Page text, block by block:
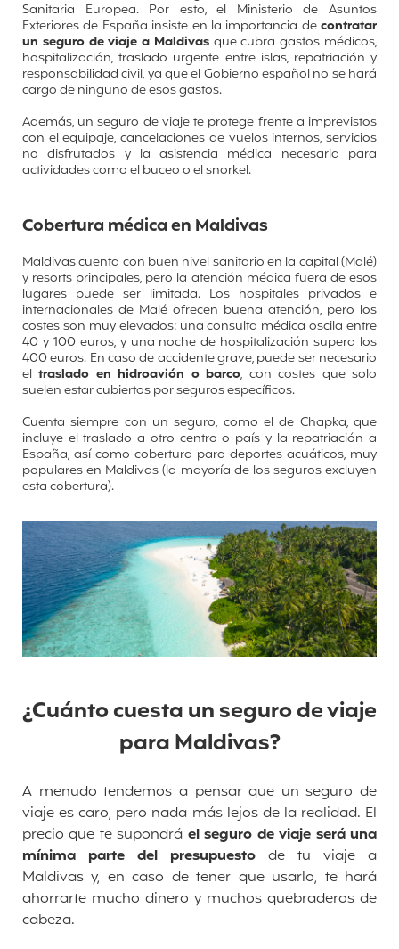
Sanitaria Europea. Por esto, el Ministerio de Asuntos
Exteriores de España insiste en la importancia decontratar
un seguro de viaje a Maldivasque cubra gastos médicos,
hospitalización, traslado urgente entre islas, repatriación y
responsabilidad civil, ya que el Gobierno español no se hará
cargo de ninguno de esos gastos.
Además, un seguro de viaje te protege frente a imprevistos
con el equipaje, cancelaciones de vuelos internos, servicios
no disfrutados y la asistencia médica necesaria para
actividades como el buceo o el snorkel.
Cobertura médica en Maldivas
Maldivas cuenta con buen nivel sanitario en la capital (Malé)
y resorts principales, pero la atención médica fuera de esos
lugares puede ser limitada. Los hospitales privados e
internacionales de Malé ofrecen buena atención, pero los
costes son muy elevados: una consulta médica oscila entre
40 y 100 euros, y una noche de hospitalización supera los
400 euros. En caso de accidente grave, puede ser necesario
eltraslado en hidroavión o barco, con costes que solo
suelen estar cubiertos por seguros específicos.
Cuenta siempre con un seguro, como el de Chapka, que
incluye el traslado a otro centro o país y la repatriación a
España, así como cobertura para deportes acuáticos, muy
populares en Maldivas (la mayoría de los seguros excluyen
esta cobertura).
¿Cuánto cuesta un seguro de viaje
para Maldivas?
A menudo tendemos a pensar que un seguro de
viaje es caro, pero nada más lejos de la realidad. El
precio que te supondrá el seguro de viaje será una
mínima parte del presupuesto de tu viaje a
Maldivas y, en caso de tener que usarlo, te hará
ahorrarte mucho dinero y muchos quebraderos de
cabeza.